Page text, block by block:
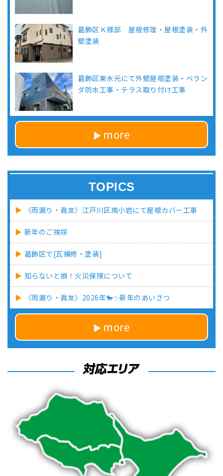
葛飾区Ｋ様邸 屋根修理・屋根塗装・外
壁塗装
葛飾区東水元にて外壁屋根塗装・ベラン
ダ防水工事・テラス取り付け工事
more
TOPICS
〈雨漏り・眞友〉江戸川区南小岩にて屋根カバー工事
新年のご挨拶
葛飾区で[瓦補修・塗装]
知らないと損！火災保険について
〈雨漏り・眞友〉2026年🐎✨新年のあいさつ
more